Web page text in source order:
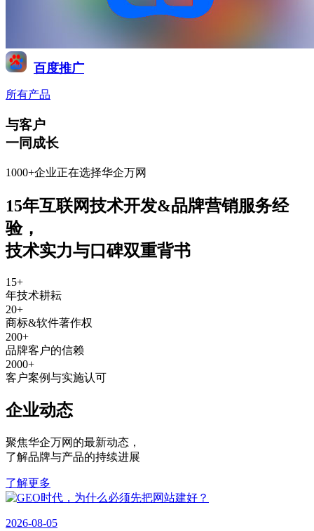
百度推广
所有产品
与客户
一同成长
1000+企业正在选择华企万网
15年互联网技术开发&品牌营销服务经
验，
技术实力与口碑双重背书
15+
年技术耕耘
20+
商标&软件著作权
200+
品牌客户的信赖
2000+
客户案例与实施认可
企业动态
聚焦华企万网的最新动态 ，
了解品牌与产品的持续进展
了解更多
2026-08-05